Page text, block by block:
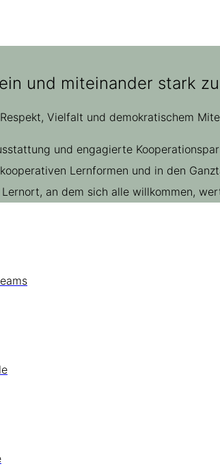
und miteinander stark
Vielfalt und demokratischem
und engagierte
Lernformen und in den
an dem sich alle willkommen,